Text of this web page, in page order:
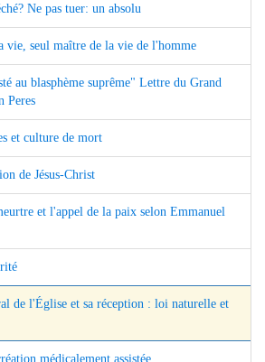
Ne pas tuer: un absolu
vie, seul maître de la vie de l'homme
au blasphème suprême" Lettre du Grand
Peres
et culture de mort
de Jésus-Christ
et l'appel de la paix selon Emmanuel
de l'Église et sa réception : loi naturelle et
médicalement assistée